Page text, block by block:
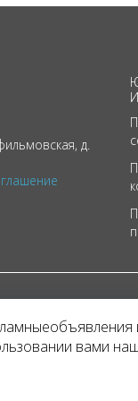
д.
вами